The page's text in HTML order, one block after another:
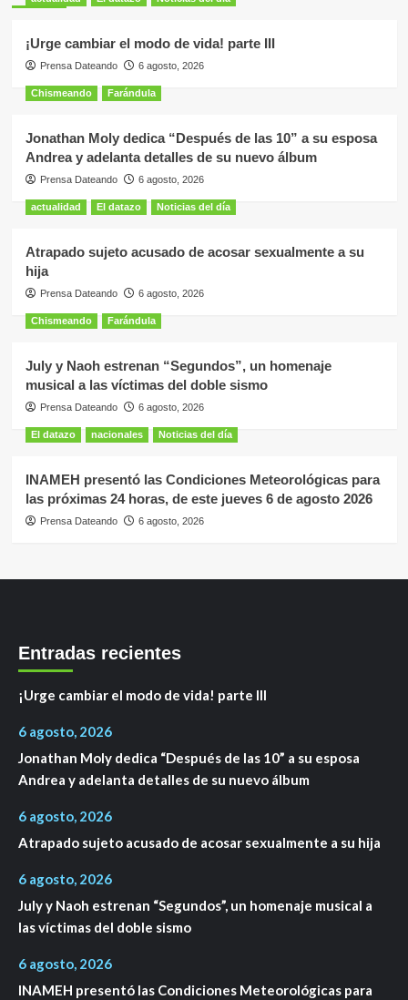
¡Urge cambiar el modo de vida! parte III
Prensa Dateando 6 agosto, 2026
Chismeando Farándula
Jonathan Moly dedica “Después de las 10” a su esposa
Andrea y adelanta detalles de su nuevo álbum
Prensa Dateando 6 agosto, 2026
actualidad El datazo Noticias del día
Atrapado sujeto acusado de acosar sexualmente a su
hija
Prensa Dateando 6 agosto, 2026
Chismeando Farándula
July y Naoh estrenan “Segundos”, un homenaje
musical a las víctimas del doble sismo
Prensa Dateando 6 agosto, 2026
El datazo nacionales Noticias del día
INAMEH presentó las Condiciones Meteorológicas para
las próximas 24 horas, de este jueves 6 de agosto 2026
Prensa Dateando 6 agosto, 2026
Entradas recientes
¡Urge cambiar el modo de vida! parte III
6 agosto, 2026
Jonathan Moly dedica “Después de las 10” a su esposa
Andrea y adelanta detalles de su nuevo álbum
6 agosto, 2026
Atrapado sujeto acusado de acosar sexualmente a su hija
6 agosto, 2026
July y Naoh estrenan “Segundos”, un homenaje musical a
las víctimas del doble sismo
6 agosto, 2026
INAMEH presentó las Condiciones Meteorológicas para